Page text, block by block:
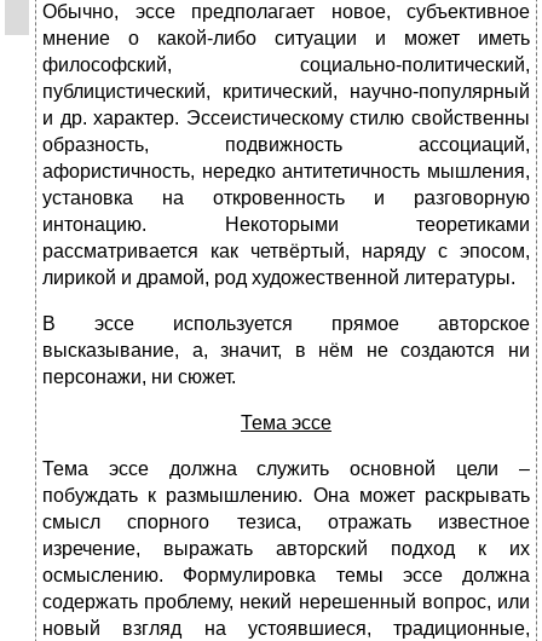
Обычно, эссе предполагает новое, субъективное
мнение о какой-либо ситуации и может иметь
философский, социально-политический,
публицистический, критический, научно-популярный
и др. характер. Эссеистическому стилю свойственны
образность, подвижность ассоциаций,
афористичность, нередко антитетичность мышления,
установка на откровенность и разговорную
интонацию. Некоторыми теоретиками
рассматривается как четвёртый, наряду с эпосом,
лирикой и драмой, род художественной литературы.
В эссе используется прямое авторское
высказывание, а, значит, в нём не создаются ни
персонажи, ни сюжет.
Тема эссе
Тема эссе должна служить основной цели –
побуждать к размышлению. Она может раскрывать
смысл спорного тезиса, отражать известное
изречение, выражать авторский подход к их
осмыслению. Формулировка темы эссе должна
содержать проблему, некий нерешенный вопрос, или
новый взгляд на устоявшиеся, традиционные,